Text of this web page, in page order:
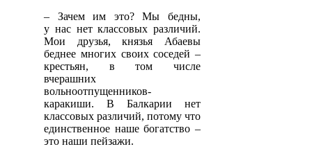
– Зачем им это? Мы бедны,
у нас нет классовых различий.
Мои друзья, князья Абаевы
беднее многих своих соседей –
крестьян, в том числе
вчерашних
вольноотпущенников-
каракиши. В Балкарии нет
классовых различий, потому что
единственное наше богатство –
это наши пейзажи.